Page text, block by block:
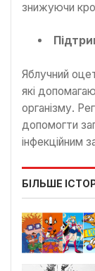
знижуючи
Яблучний
які
організму.
допомогти
інфекційним
БІЛЬШЕ